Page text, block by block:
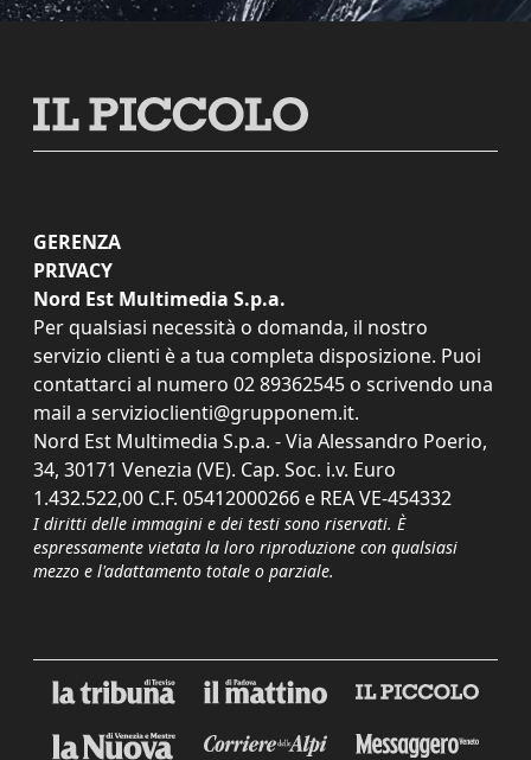
GERENZA
PRIVACY
Nord Est Multimedia S.p.a.
Per qualsiasi necessità o domanda, il nostro
servizio clienti è a tua completa disposizione. Puoi
contattarci al numero 02 89362545 o scrivendo una
mail a servizioclienti@grupponem.it.
Nord Est Multimedia S.p.a. - Via Alessandro Poerio,
34, 30171 Venezia (VE). Cap. Soc. i.v. Euro
1.432.522,00 C.F. 05412000266 e REA VE-454332
I diritti delle immagini e dei testi sono riservati. È
espressamente vietata la loro riproduzione con qualsiasi
mezzo e l'adattamento totale o parziale.